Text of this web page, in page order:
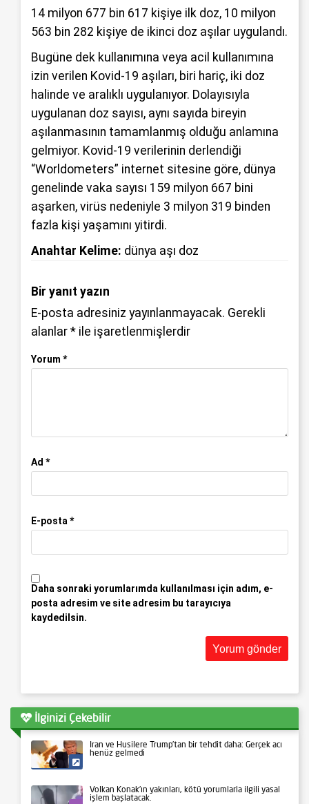
14 milyon 677 bin 617 kişiye ilk doz, 10 milyon
563 bin 282 kişiye de ikinci doz aşılar uygulandı.
Bugüne dek kullanımına veya acil kullanımına
izin verilen Kovid-19 aşıları, biri hariç, iki doz
halinde ve aralıklı uygulanıyor. Dolayısıyla
uygulanan doz sayısı, aynı sayıda bireyin
aşılanmasının tamamlanmış olduğu anlamına
gelmiyor. Kovid-19 verilerinin derlendiği
“Worldometers” internet sitesine göre, dünya
genelinde vaka sayısı 159 milyon 667 bini
aşarken, virüs nedeniyle 3 milyon 319 binden
fazla kişi yaşamını yitirdi.
Anahtar Kelime: dünya aşı doz
Bir yanıt yazın
E-posta adresiniz yayınlanmayacak. Gerekli
alanlar * ile işaretlenmişlerdir
Yorum *
Ad *
E-posta*
Daha sonraki yorumlarımda kullanılması için adım, e-
posta adresim ve site adresim bu tarayıcıya
kaydedilsin.
İlginizi Çekebilir
İran ve Husilere Trump’tan bir tehdit daha: Gerçek acı
henüz gelmedi
Volkan Konak’ın yakınları, kötü yorumlarla ilgili yasal
işlem başlatacak.